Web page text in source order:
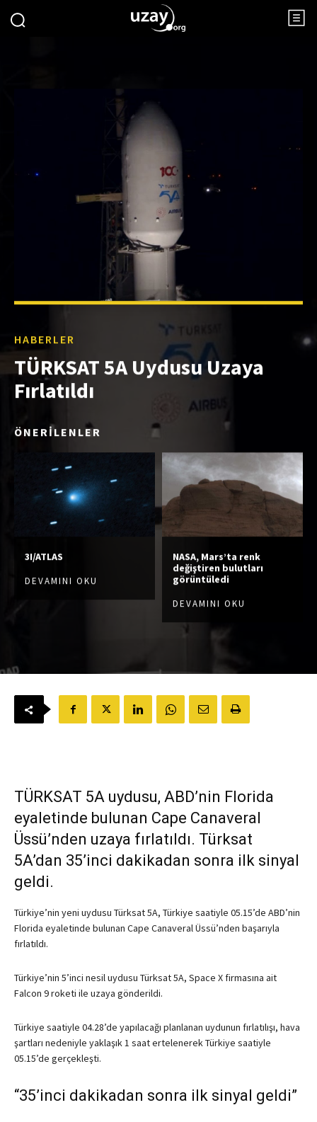
HABERLER
TÜRKSAT 5A Uydusu Uzaya
Fırlatıldı
ÖNERİLENLER
3I/ATLAS
DEVAMINI OKU
NASA, Mars’ta renk
değiştiren bulutları
görüntüledi
DEVAMINI OKU
TÜRKSAT 5A uydusu, ABD’nin Florida
eyaletinde bulunan Cape Canaveral
Üssü’nden uzaya fırlatıldı. Türksat
5A’dan 35’inci dakikadan sonra ilk sinyal
geldi.
Türkiye’nin yeni uydusu Türksat 5A, Türkiye saatiyle 05.15’de ABD’nin
Florida eyaletinde bulunan Cape Canaveral Üssü’nden başarıyla
fırlatıldı.
Türkiye’nin 5’inci nesil uydusu Türksat 5A, Space X firmasına ait
Falcon 9 roketi ile uzaya gönderildi.
Türkiye saatiyle 04.28’de yapılacağı planlanan uydunun fırlatılışı, hava
şartları nedeniyle yaklaşık 1 saat ertelenerek Türkiye saatiyle
05.15’de gerçekleşti.
“35’inci dakikadan sonra ilk sinyal geldi”